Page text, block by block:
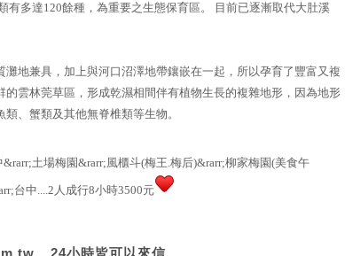
有多達120餘種，為重要之生態保育區。 目前已逐漸取代大肚溪
地兼具，加上與河口沼澤地帶鑲嵌在一起，所以孕育了豐富又複
雲林莞草區，形成乾濕相間伴有植物生長的複雜地形，因為地形
、蟹類及其他無脊椎類等生物。
&rarr;土場梅園&rarr;風櫃斗(梅王.梅后)&rarr;柳家梅園(美食午
台中....2人成行8小時3500元